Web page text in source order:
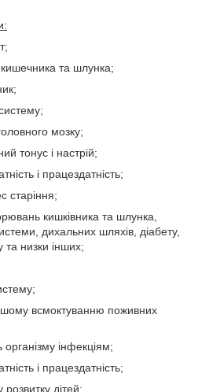
та шлунка;
мозку;
тонус і настрій;
і працездатність;
старіння;
кишківника та шлунка,
дихальних шляхів, діабету,
та низки інших;
всмоктуванню поживних
організму інфекціям;
і працездатність;
дітей;